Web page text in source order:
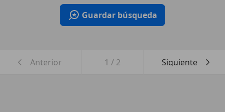
Guardar búsqueda
Anterior 1 / 2 Siguiente